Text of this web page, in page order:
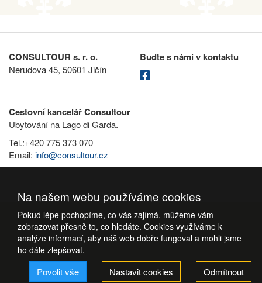
CONSULTOUR s. r. o.
Nerudova 45, 50601 Jičín
Buďte s námi v kontaktu
Cestovní kancelář Consultour
Ubytování na Lago di Garda.
Tel.:+420 775 373 070
Email: info@consultour.cz
Na našem webu používáme cookies
Pokud lépe pochopíme, co vás zajímá, můžeme vám
zobrazovat přesně to, co hledáte. Cookies využíváme k
analýze informací, aby náš web dobře fungoval a mohli jsme
ho dále zlepšovat.
Povolit vše Nastavit cookies Odmítnout